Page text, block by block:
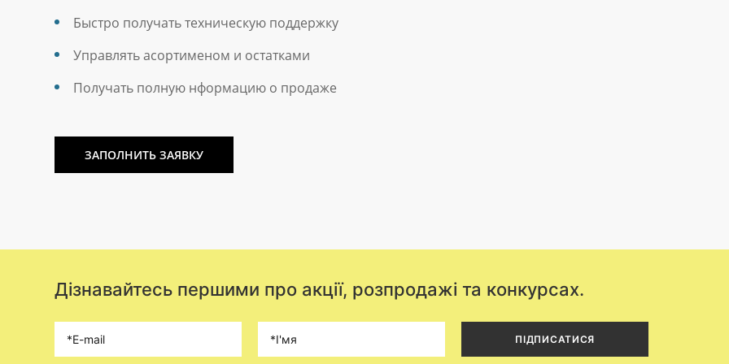
Быстро получать техническую поддержку
Управлять асортименом и остатками
Получать полную нформацию о продаже
ЗАПОЛНИТЬ ЗАЯВКУ
Дізнавайтесь першими про акції, розпродажі та конкурсах.
ПІДПИСАТИСЯ